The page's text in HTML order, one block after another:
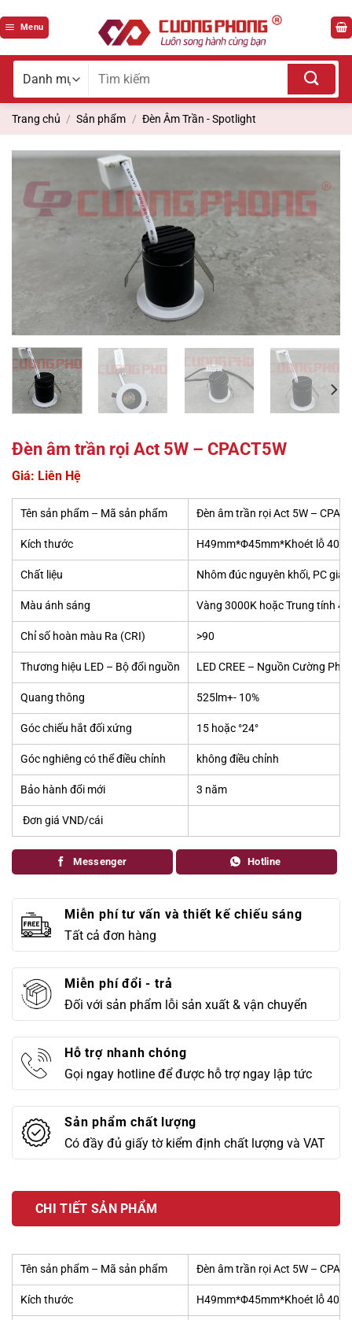
qua
Menu
Tìm
Trang chủ / Sản phẩm / Đèn Âm Trần - Spotlight
Đèn âm trần rọi Act 5W – CPACT5W
Giá: Liên Hệ
Tên sản phẩm – Mã sản phẩm Đèn âm trần rọi Act 5W –
Kích thước H49mm*Φ45mm*Khoét lỗ
Chất liệu Nhôm đúc nguyên khối, PC
Màu ánh sáng Vàng 3000K hoặc Trung tính
Chỉ số hoàn màu Ra (CRI) >90
Thương hiệu LED – Bộ đổi nguồn LED CREE – Nguồn Cường
Quang thông 525lm+- 10%
Góc chiếu hắt đối xứng 15 hoặc °24°
Góc nghiêng có thể điều chỉnh không điều chỉnh
Bảo hành đổi mới 3 năm
Đơn giá VND/cái
Messenger Hotline
Miễn phí tư vấn và thiết kế chiếu sáng
Tất cả đơn hàng
Miễn phí đổi - trả
Đối với sản phẩm lỗi sản xuất & vận chuyển
Hỗ trợ nhanh chóng
Gọi ngay hotline để được hỗ trợ ngay lập tức
Sản phẩm chất lượng
Có đầy đủ giấy tờ kiểm định chất lượng và VAT
CHI TIẾT SẢN PHẨM
Tên sản phẩm – Mã sản phẩm Đèn âm trần rọi Act 5W –
Kích thước H49mm*Φ45mm*Khoét lỗ